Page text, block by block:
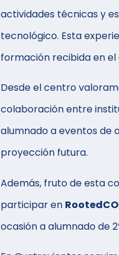
actividades técnicas y
tecnológico. Esta
formación recibida en el
Desde el centro
colaboración entre
alumnado a eventos de
proyección futura.
Además, fruto de esta
participar en
ocasión a alumnado de